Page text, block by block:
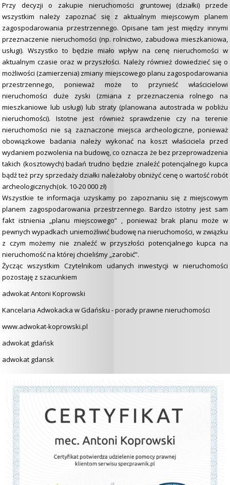
Przy decyzji o zakupie nieruchomości gruntowej (działki) przede
wszystkim należy zapoznać się z aktualnym miejscowym planem
zagospodarowania przestrzennego. Opisane tam jest między innymi
przeznaczenie nieruchomości (np. rolnictwo, zabudowa mieszkaniowa,
usługi). Wszystko to będzie miało wpływ na cenę nieruchomości w
aktualnym czasie oraz w przyszłości. Należy również dowiedzieć się o
możliwości (zamierzenia) zmiany miejscowego planu zagospodarowania
przestrzennego, ponieważ może to przynieść właścicielowi
nieruchomości duże zyski (zmiana z przeznaczenia rolnego na
mieszkaniowe lub usługi) lub straty (planowana autostrada w pobliżu
nieruchomości). Istotne jest również sprawdzenie czy na terenie
nieruchomości nie są zaznaczone miejsca archeologiczne, ponieważ
obowiązkowe badania należy wykonać na koszt właściciela przed
wydaniem pozwolenia na budowę, co oznacza że bez przeprowadzenia
takich (kosztowych) badań trudno będzie znaleźć potencjalnego kupca
bądź też przy sprzedaży działki należałoby obniżyć cenę o wartość robót
archeologicznych(ok. 10-20 000 zł)
Wszystkie te informacja uzyskamy po zapoznaniu się z miejscowym
planem zagospodarowania przestrzennego. Bardzo istotny jest sam
fakt istnienia „planu miejscowego” , ponieważ brak planu może w
pewnych wypadkach uniemożliwić budowę na nieruchomości, w związku
z czym możemy nie znaleźć w przyszłości potencjalnego kupca na
nieruchomość na której chcieliśmy „zarobić”.
Życząc wszystkim Czytelnikom udanych inwestycji w nieruchomości
pozostaję z szacunkiem
adwokat Antoni Koprowski
Kancelaria Adwokacka w Gdańsku - porady prawne nieruchomości
www.adwokat-koprowski.pl
adwokat gdańsk
adwokat gdansk